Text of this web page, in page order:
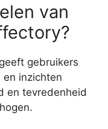
van
gebruikers
inzichten
en tevredenheid